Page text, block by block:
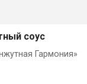
соус
Гармония»